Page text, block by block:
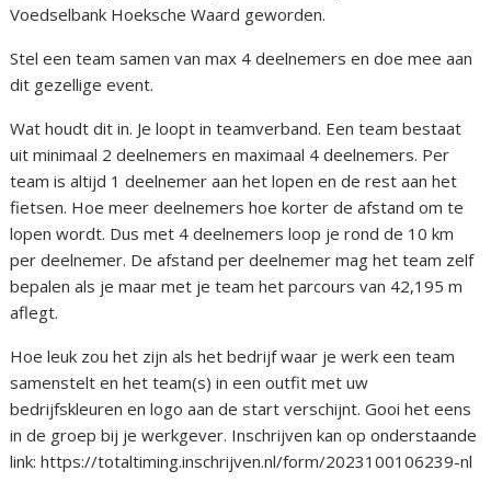
Voedselbank Hoeksche Waard geworden.
Stel een team samen van max 4 deelnemers en doe mee aan
dit gezellige event.
Wat houdt dit in. Je loopt in teamverband. Een team bestaat
uit minimaal 2 deelnemers en maximaal 4 deelnemers. Per
team is altijd 1 deelnemer aan het lopen en de rest aan het
fietsen. Hoe meer deelnemers hoe korter de afstand om te
lopen wordt. Dus met 4 deelnemers loop je rond de 10 km
per deelnemer. De afstand per deelnemer mag het team zelf
bepalen als je maar met je team het parcours van 42,195 m
aflegt.
Hoe leuk zou het zijn als het bedrijf waar je werk een team
samenstelt en het team(s) in een outfit met uw
bedrijfskleuren en logo aan de start verschijnt. Gooi het eens
in de groep bij je werkgever. Inschrijven kan op onderstaande
link: https://totaltiming.inschrijven.nl/form/2023100106239-nl